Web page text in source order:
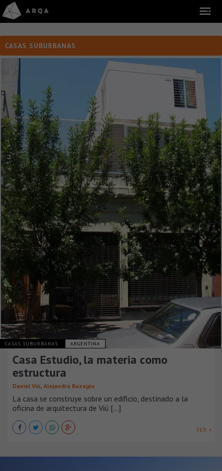
CASAS SUBURBANAS
CASAS SUBURBANAS ARGENTINA
Casa Estudio, la materia como
estructura
Daniel Viú, Alejandra Buzaglo
La casa se construye sobre un edificio, destinado a la
oficina de arquitectura de Viú [...]
VER +